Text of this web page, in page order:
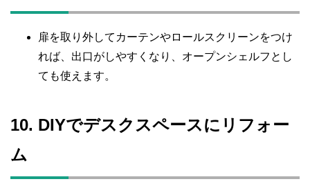
扉を取り外してカーテンやロールスクリーンをつけ
れば、出口がしやすくなり、オープンシェルフとし
ても使えます。
10. DIYでデスクスペースにリフォー
ム